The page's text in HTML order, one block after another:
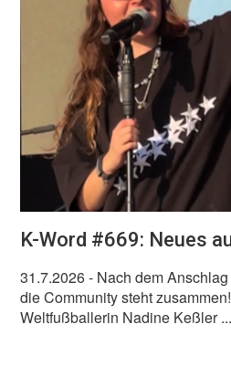
K-Word #669: Neues
31.7.2026- Nach dem
die Community steht
Weltfußballerin Nadine Keßler ...